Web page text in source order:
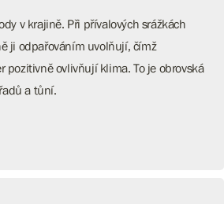
v krajině. Při přívalových srážkách
ji odpařováním uvolňují, čímž
pozitivně ovlivňují klima. To je obrovská
a tůní.